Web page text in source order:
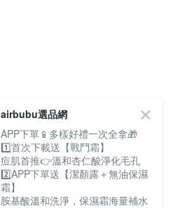
airbubu選品網
APP下單📱多樣好禮一次全拿🎁
1️⃣首次下載送【戰鬥霜】
痘肌首推👉溫和杏仁酸淨化毛孔
2️⃣APP下單送【潔顏露＋無油保濕
霜】
胺基酸溫和洗淨，保濕霜海量補水